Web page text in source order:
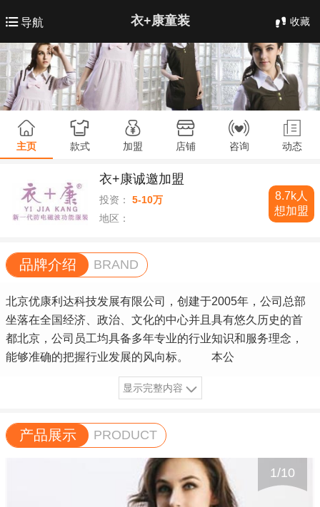
导航 衣+康童装 收藏
主页 款式 加盟 店铺 咨询 动态
衣+康诚邀加盟
投资：
5-10万
地区：
8.7k人
想加盟
品牌介绍 BRAND
北京优康利达科技发展有限公司，创建于2005年，公司总部
坐落在全国经济、政治、文化的中心并且具有悠久历史的首
都北京，公司员工均具备多年专业的行业知识和服务理念，
能够准确的把握行业发展的风向标。 本公
显示完整内容
产品展示 PRODUCT
1/10